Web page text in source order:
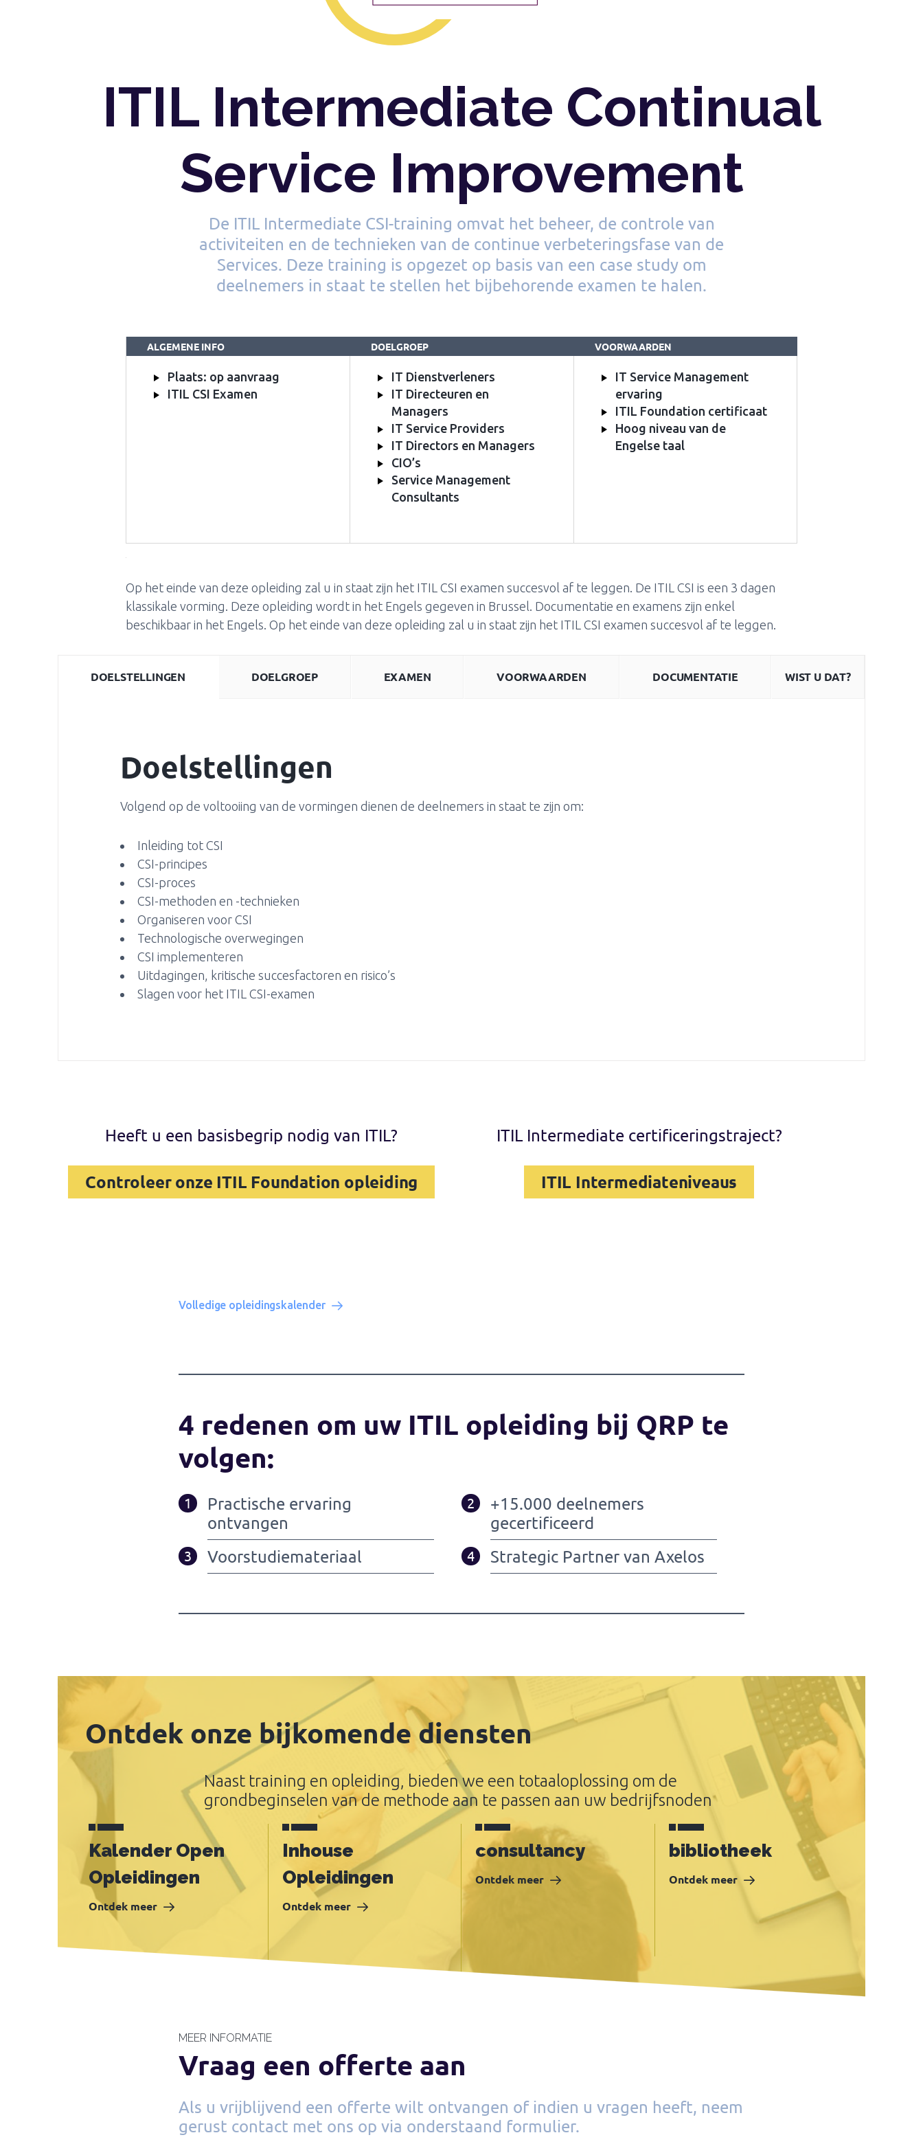
ITIL Intermediate Continual
Service Improvement
De ITIL Intermediate CSI-training omvat het beheer, de controle van
activiteiten en de technieken van de continue verbeteringsfase van de
Services. Deze training is opgezet op basis van een case study om
deelnemers in staat te stellen het bijbehorende examen te halen.
ALGEMENE INFO
Plaats: op aanvraag
ITIL CSI Examen
DOELGROEP
IT Dienstverleners
IT Directeuren en
Managers
IT Service Providers
IT Directors en Managers
CIO’s
Service Management
Consultants
VOORWAARDEN
IT Service Management
ervaring
ITIL Foundation certificaat
Hoog niveau van de
Engelse taal
Op het einde van deze opleiding zal u in staat zijn het ITIL CSI examen succesvol af te leggen. De ITIL CSI is een 3 dagen
klassikale vorming. Deze opleiding wordt in het Engels gegeven in Brussel. Documentatie en examens zijn enkel
beschikbaar in het Engels. Op het einde van deze opleiding zal u in staat zijn het ITIL CSI examen succesvol af te leggen.
DOELSTELLINGEN DOELGROEP EXAMEN VOORWAARDEN DOCUMENTATIE WIST U DAT?
Doelstellingen
Volgend op de voltooiing van de vormingen dienen de deelnemers in staat te zijn om:
Inleiding tot CSI
CSI-principes
CSI-proces
CSI-methoden en -technieken
Organiseren voor CSI
Technologische overwegingen
CSI implementeren
Uitdagingen, kritische succesfactoren en risico’s
Slagen voor het ITIL CSI-examen
Heeft u een basisbegrip nodig van ITIL?
Controleer onze ITIL Foundation opleiding
ITIL Intermediate certificeringstraject?
ITIL Intermediateniveaus
Volledige opleidingskalender
4 redenen om uw ITIL opleiding bij QRP te
volgen:
1
Practische ervaring
ontvangen
2
+15.000 deelnemers
gecertificeerd
3 Voorstudiemateriaal 4 Strategic Partner van Axelos
Ontdek onze bijkomende diensten
Naast training en opleiding, bieden we een totaaloplossing om de
grondbeginselen van de methode aan te passen aan uw bedrijfsnoden
Kalender Open
Opleidingen
Ontdek meer
Inhouse
Opleidingen
Ontdek meer
consultancy
Ontdek meer
bibliotheek
Ontdek meer
MEER INFORMATIE
Vraag een offerte aan
Als u vrijblijvend een offerte wilt ontvangen of indien u vragen heeft, neem
gerust contact met ons op via onderstaand formulier.